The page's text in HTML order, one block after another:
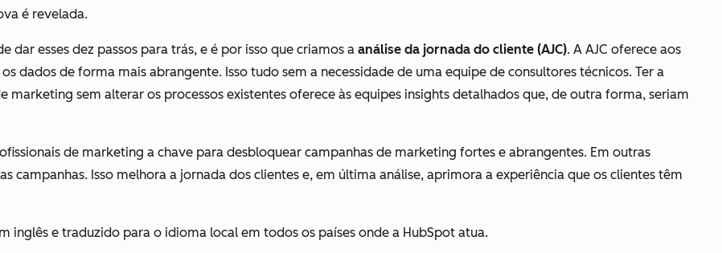
é revelada.
esses dez passos para trás, e é por isso que criamos a análise da jornada do cliente (AJC). A AJC oferece aos
dados de forma mais abrangente. Isso tudo sem a necessidade de uma equipe de consultores técnicos. Ter a
sem alterar os processos existentes oferece às equipes insights detalhados que, de outra forma, seriam
de marketing a chave para desbloquear campanhas de marketing fortes e abrangentes. Em outras
campanhas. Isso melhora a jornada dos clientes e, em última análise, aprimora a experiência que os clientes têm
inglês e traduzido para o idioma local em todos os países onde a HubSpot atua.